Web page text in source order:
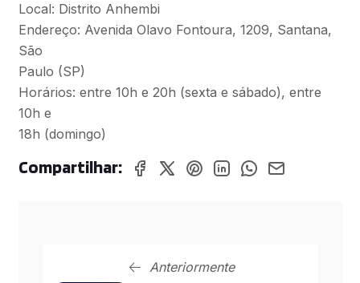
Local: Distrito Anhembi
Endereço: Avenida Olavo Fontoura, 1209, Santana,
São
Paulo (SP)
Horários: entre 10h e 20h (sexta e sábado), entre
10h e
18h (domingo)
Compartilhar:
Anteriormente